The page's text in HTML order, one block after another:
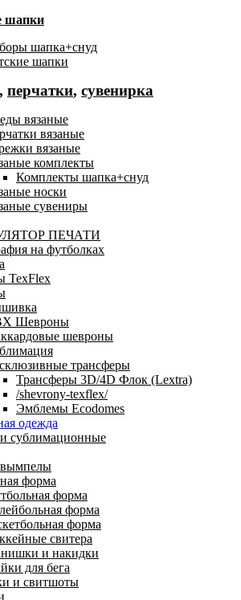
шапки
шапка+снуд
шапки
, перчатки, сувенирка
вязаные
вязаные
вязаные
комплекты
Комплекты шапка+снуд
носки
сувениры
ПЕЧАТИ
на футболках
TexFlex
Шевроны
шевроны
трансферы
Трансферы 3D/4D Флок (Lextra)
/shevrony-texflex/
Эмблемы Ecodomes
одежда
сублимационные
форма
форма
форма
форма
свитера
и накидки
для бега
и свитшоты